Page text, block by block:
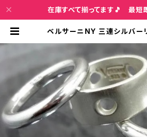
在庫すべて揃ってます🎵 最短
ベルサーニNY 三連シルバー
ールドット｜シルバー925リ
連タイプ/穴あきドット
Stackable Ring | インポー
ッション＆ジュエリー Wish
IP